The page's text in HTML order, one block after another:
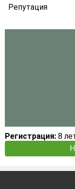
Репутация
Регистрация: 8